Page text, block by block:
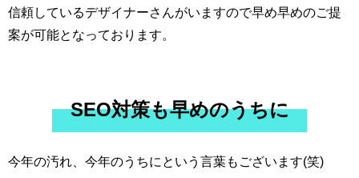
信頼しているデザイナーさんがいますので早め早めのご提
案が可能となっております。
SEO対策も早めのうちに
今年の汚れ、今年のうちにという言葉もございます(笑)